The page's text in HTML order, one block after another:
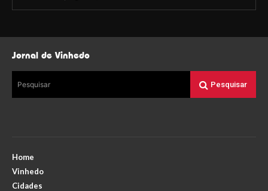
Jornal de Vinhedo
Pesquisar Pesquisar
Home
Vinhedo
Cidades